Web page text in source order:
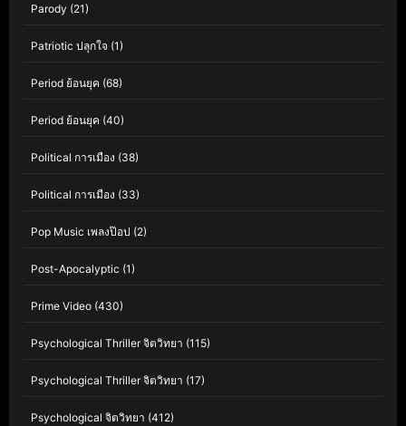
Parody (21)
Patriotic ปลุกใจ (1)
Period ย้อนยุค (68)
Period ย้อนยุค (40)
Political การเมือง (38)
Political การเมือง (33)
Pop Music เพลงป๊อป (2)
Post-Apocalyptic (1)
Prime Video (430)
Psychological Thriller จิตวิทยา (115)
Psychological Thriller จิตวิทยา (17)
Psychological จิตวิทยา (412)